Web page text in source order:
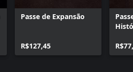
Passe de Expansão
R$127,45